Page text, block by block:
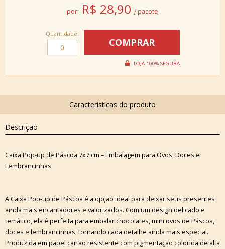
por: R$ 28,90 / pacote
Quantidade:
Descrição
Caixa Pop-up de Páscoa 7x7 cm – Embalagem para Ovos, Doces e
Lembrancinhas
A Caixa Pop-up de Páscoa é a opção ideal para deixar seus presentes
ainda mais encantadores e valorizados. Com um design delicado e
temático, ela é perfeita para embalar chocolates, mini ovos de Páscoa,
doces e lembrancinhas, tornando cada detalhe ainda mais especial.
Produzida em papel cartão resistente com pigmentação colorida de alta